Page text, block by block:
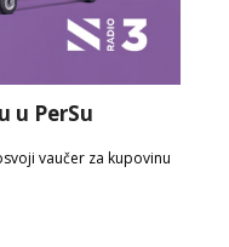
u PerSu
vaučer za kupovinu